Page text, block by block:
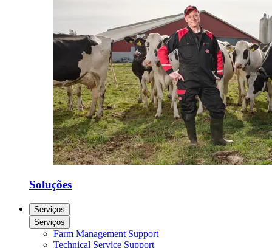
Soluções
Serviços
Serviços
Farm Management Support
Technical Service Support